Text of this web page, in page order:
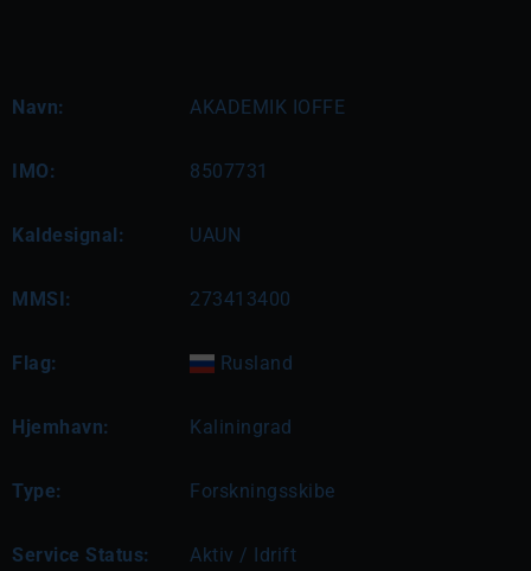
Navn: AKADEMIK IOFFE
IMO: 8507731
Kaldesignal: UAUN
MMSI: 273413400
Flag: Rusland
Hjemhavn: Kaliningrad
Type: Forskningsskibe
Service Status: Aktiv / Idrift